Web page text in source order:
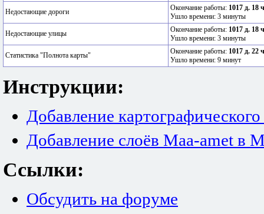
Недостающие дороги Окончание работы: 1017 д. 18
Ушло времени: 3 минуты
Недостающие улицы Окончание работы: 1017 д. 18
Ушло времени: 3 минуты
Статистика "Полнота карты" Окончание работы: 1017 д. 22
Ушло времени: 9 минут
Инструкции:
Добавление
Добавление слоёв Maa-amet в
Ссылки:
Обсудить на форуме